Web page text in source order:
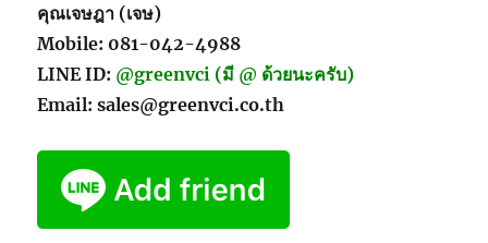
คุณเจษฎา (เจษ)
Mobile: 081-042-4988
LINE ID: @greenvci (มี @ ด้วยนะครับ)
Email: sales@greenvci.co.th